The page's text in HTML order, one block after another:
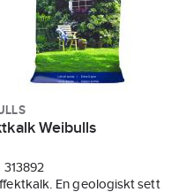
Weibulls
313892
En geologiskt sett